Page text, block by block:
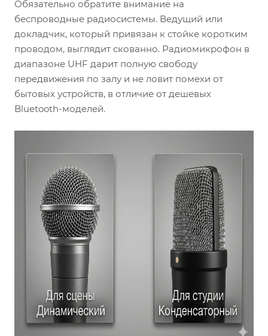
Обязательно обратите внимание на
беспроводные радиосистемы. Ведущий или
докладчик, который привязан к стойке коротким
проводом, выглядит скованно. Радиомикрофон в
диапазоне UHF дарит полную свободу
передвижения по залу и не ловит помехи от
бытовых устройств, в отличие от дешевых
Bluetooth-моделей.